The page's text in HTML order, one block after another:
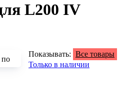
L200 IV
по
Показывать: Все товары
Только в наличии